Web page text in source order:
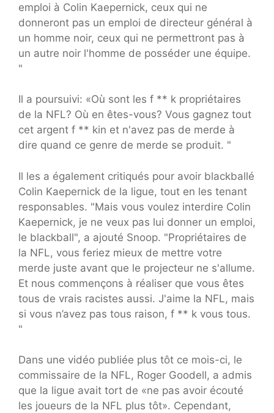
emploi à Colin Kaepernick, ceux qui ne
donneront pas un emploi de directeur général à
un homme noir, ceux qui ne permettront pas à
un autre noir l'homme de posséder une équipe.
"
Il a poursuivi: «Où sont les f ** k propriétaires
de la NFL? Où en êtes-vous? Vous gagnez tout
cet argent f ** kin et n'avez pas de merde à
dire quand ce genre de merde se produit. "
Il les a également critiqués pour avoir blackballé
Colin Kaepernick de la ligue, tout en les tenant
responsables. "Mais vous voulez interdire Colin
Kaepernick, je ne veux pas lui donner un emploi,
le blackball", a ajouté Snoop. "Propriétaires de
la NFL, vous feriez mieux de mettre votre
merde juste avant que le projecteur ne s'allume.
Et nous commençons à réaliser que vous êtes
tous de vrais racistes aussi. J'aime la NFL, mais
si vous n’avez pas tous raison, f ** k vous tous.
"
Dans une vidéo publiée plus tôt ce mois-ci, le
commissaire de la NFL, Roger Goodell, a admis
que la ligue avait tort de «ne pas avoir écouté
les joueurs de la NFL plus tôt». Cependant,